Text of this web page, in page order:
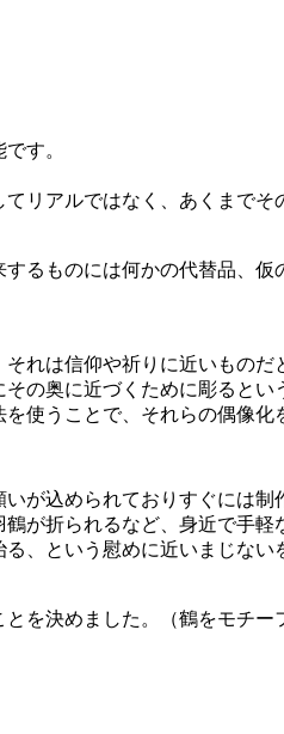
す。
リアルではなく、あくまでそ
るものには何かの代替品、仮
れは信仰や祈りに近いものだ
の奥に近づくために彫ると
使うことで、それらの偶像化
が込められておりすぐには
が折られるなど、身近で手軽
、という慰めに近いまじな
を決めました。（鶴をモチー